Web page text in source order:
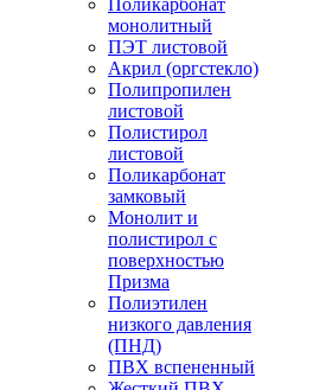
Поликарбонат
монолитный
ПЭТ листовой
Акрил (оргстекло)
Полипропилен
листовой
Полистирол
листовой
Поликарбонат
замковый
Монолит и
полистирол с
поверхностью
Призма
Полиэтилен
низкого давления
(ПНД)
ПВХ вспененный